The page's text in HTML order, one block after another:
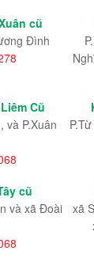
cũ
Đình
Cũ
, và P.Xuân
cũ
và xã Đoài
xã